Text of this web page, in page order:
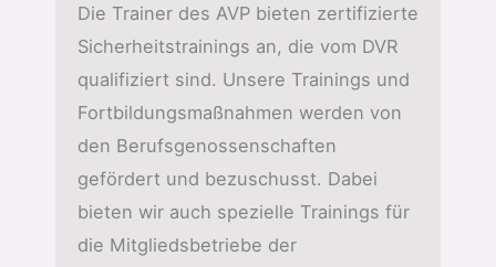
Die Trainer des AVP bieten zertifizierte
Sicherheitstrainings an, die vom DVR
qualifiziert sind. Unsere Trainings und
Fortbildungsmaßnahmen werden von
den Berufsgenossenschaften
gefördert und bezuschusst. Dabei
bieten wir auch spezielle Trainings für
die Mitgliedsbetriebe der